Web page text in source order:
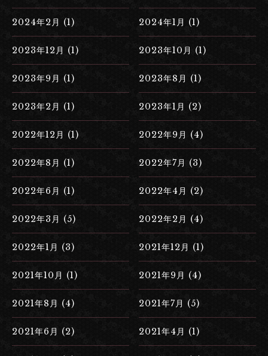
2024年2月 (1) 2024年1月 (1)
2023年12月 (1) 2023年10月 (1)
2023年9月 (1) 2023年8月 (1)
2023年2月 (1) 2023年1月 (2)
2022年12月 (1) 2022年9月 (4)
2022年8月 (1) 2022年7月 (3)
2022年6月 (1) 2022年4月 (2)
2022年3月 (5) 2022年2月 (4)
2022年1月 (3) 2021年12月 (1)
2021年10月 (1) 2021年9月 (4)
2021年8月 (4) 2021年7月 (5)
2021年6月 (2) 2021年4月 (1)